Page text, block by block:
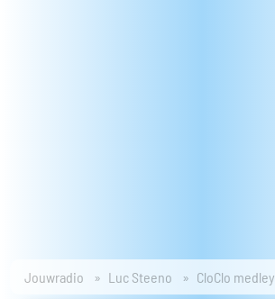
Jouwradio Luc Steeno CloClo medley